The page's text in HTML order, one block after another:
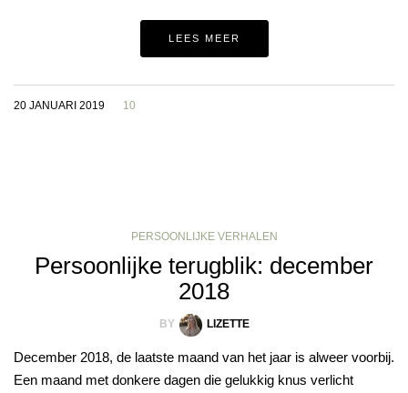
LEES MEER
20 JANUARI 2019 10
PERSOONLIJKE VERHALEN
Persoonlijke terugblik: december
2018
BY LIZETTE
December 2018, de laatste maand van het jaar is alweer voorbij.
Een maand met donkere dagen die gelukkig knus verlicht